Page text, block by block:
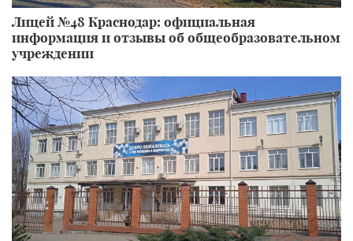
Лицей №48 Краснодар: официальная
информация и отзывы об общеобразовательном
учреждении